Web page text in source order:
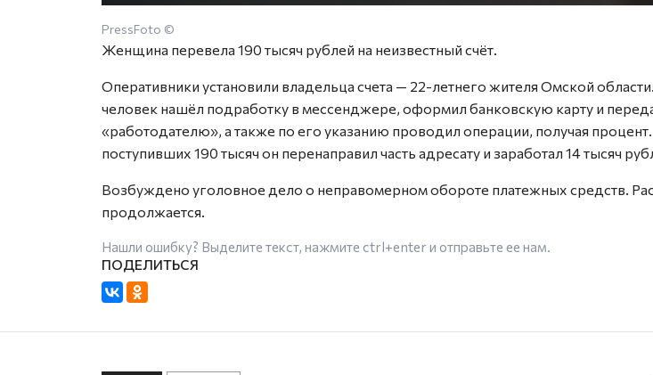
PressFoto ©
Женщина перевела 190 тысяч рублей на неизвестный счёт.
Оперативники установили владельца счета — 22-летнего жителя Омской
человек нашёл подработку в мессенджере, оформил банковскую карту и
«работодателю», а также по его указанию проводил операции, получая
поступивших 190 тысяч он перенаправил часть адресату и заработал 14 тысяч
Возбуждено уголовное дело о неправомерном обороте платежных средств.
продолжается.
Нашли ошибку? Выделите текст, нажмите ctrl+enterи отправьте ее нам.